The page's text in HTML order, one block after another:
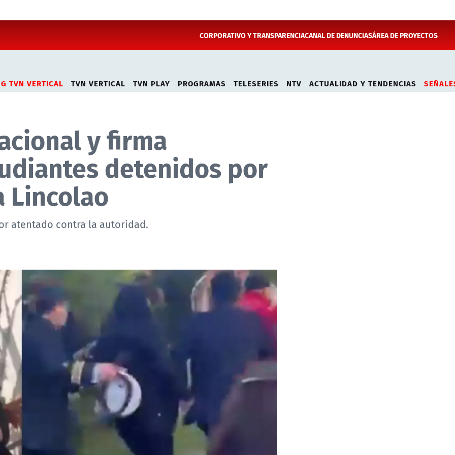
CORPORATIVO Y TRANSPARENCIACANAL DE DENUNCIASÁREA DE PROYECTOS
TVN VERTICAL TVN VERTICAL TVN PLAY PROGRAMAS TELESERIES NTV ACTUALIDAD Y TENDENCIAS
y firma
detenidos por
Lincolao
atentado contra la autoridad.